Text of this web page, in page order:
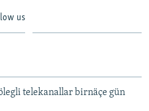
us
telekanallar birnäçe gün